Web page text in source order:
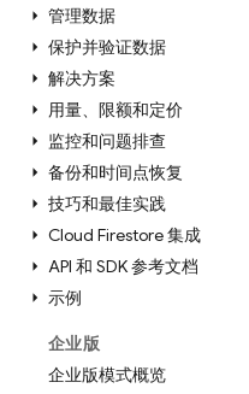
管理数据
保护并验证数据
解决方案
用量、限额和定价
监控和问题排查
备份和时间点恢复
技巧和最佳实践
Cloud Firestore 集成
API 和 SDK 参考文档
示例
企业版
企业版模式概览